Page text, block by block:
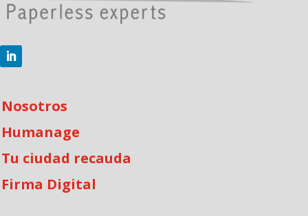
Nosotros
Humanage
Tu ciudad recauda
Firma Digital